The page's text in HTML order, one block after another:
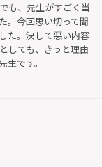
も、先生がすごく当
。今回思い切って聞
た。決して悪い内容
しても、きっと理由
です。